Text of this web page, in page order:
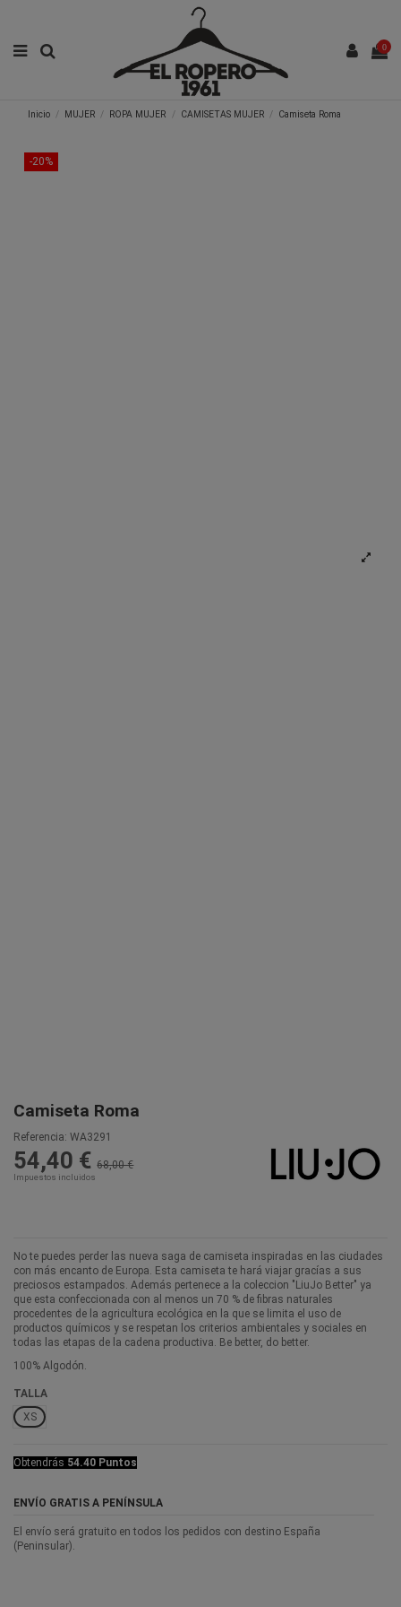
0
Inicio MUJER ROPA MUJER CAMISETAS MUJER Camiseta Roma
-20%
Camiseta Roma
Referencia: WA3291
54,40 € 68,00 €
Impuestos incluidos
No te puedes perder las nueva saga de camiseta inspiradas en las ciudades
con más encanto de Europa. Esta camiseta te hará viajar gracías a sus
preciosos estampados. Además pertenece a la coleccion "LiuJo Better" ya
que esta confeccionada con al menos un 70 % de fibras naturales
procedentes de la agricultura ecológica en la que se limita el uso de
productos químicos y se respetan los criterios ambientales y sociales en
todas las etapas de la cadena productiva. Be better, do better.
100% Algodón.
TALLA
XS
Obtendrás 54.40 Puntos
ENVÍO GRATIS A PENÍNSULA
El envío será gratuito en todos los pedidos con destino España
(Peninsular).